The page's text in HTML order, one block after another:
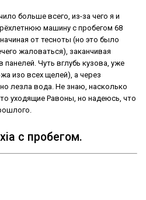
больше всего, из-за чего я и
машину с пробегом 68
от тесноты (но это было
жаловаться), заканчивая
Чуть вглубь кузова, уже
изо всех щелей), а через
лезла вода. Не знаю, насколько
уходящие Равоны, но надеюсь, что
с пробегом.